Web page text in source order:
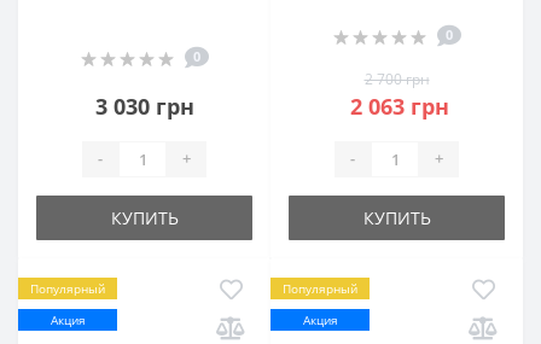
0
3 030 грн
- +
КУПИТЬ
0
2 700 грн
2 063 грн
- +
КУПИТЬ
Популярный
Акция
Популярный
Акция